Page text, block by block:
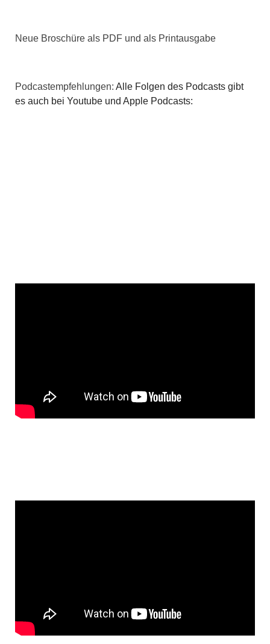
Neue Broschüre als PDF und als Printausgabe
Podcastempfehlungen: Alle Folgen des Podcasts gibt
es auch bei Youtube und Apple Podcasts: